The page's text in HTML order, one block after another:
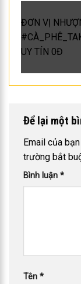
ĐƠN VỊ
UY TÍN 0Đ
Để lại một
Email của
trường bắt
Bình luận *
Tên *